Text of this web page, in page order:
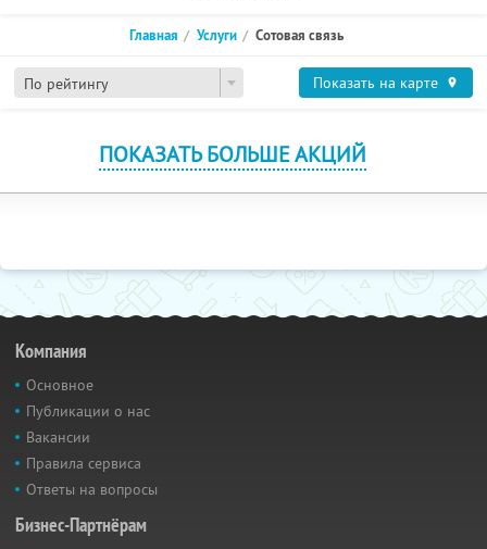
По рейтингу
Главная Услуги Сотовая связь
Показать на карте
ПОКАЗАТЬ БОЛЬШЕ АКЦИЙ
Компания
Основное
Публикации о нас
Вакансии
Правила сервиса
Ответы на вопросы
Бизнес-Партнёрам